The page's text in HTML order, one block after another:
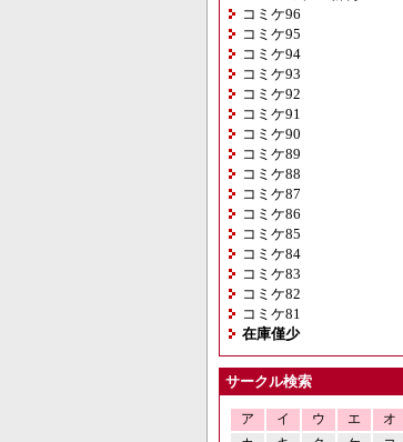
コミケ96
コミケ95
コミケ94
コミケ93
コミケ92
コミケ91
コミケ90
コミケ89
コミケ88
コミケ87
コミケ86
コミケ85
コミケ84
コミケ83
コミケ82
コミケ81
在庫僅少
サークル検索
ア イ ウ エ
オ